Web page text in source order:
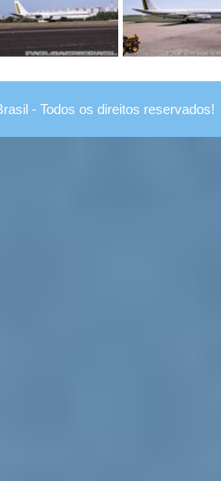
- Todos os direitos reservados!